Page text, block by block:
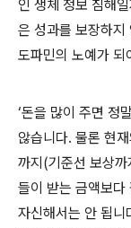
인 생체 정보 침해
은 성과를 보장하지
도파민의 노예가 되
‘돈을 많이 주면 정
않습니다. 물론 현
까지(기준선 보상
들이 받는 금액보다
자신해서는 안 됩니